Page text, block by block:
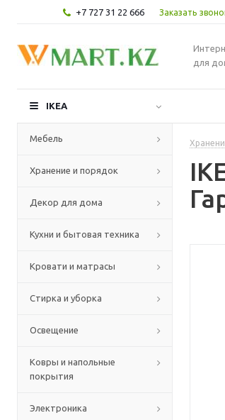
+7 727 31 22 666 Заказать
для
IKEA
Мебель
Хранение и порядок
Декор для дома
Кухни и бытовая техника
Кровати и матрасы
Стирка и уборка
Освещение
Ковры и напольные
покрытия
Электроника